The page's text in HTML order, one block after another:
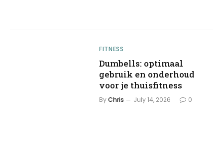
FITNESS
Dumbells: optimaal
gebruik en onderhoud
voor je thuisfitness
ByChris July 14, 2026 0